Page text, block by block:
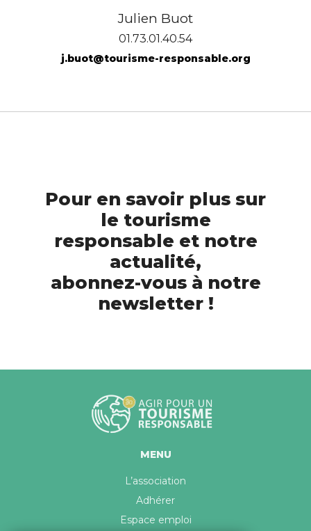
Julien Buot
01.73.01.40.54
j.buot@tourisme-responsable.org
Pour en savoir plus sur
le tourisme
responsable et notre
actualité,
abonnez-vous à notre
newsletter !
MENU
L’association
Adhérer
Espace emploi